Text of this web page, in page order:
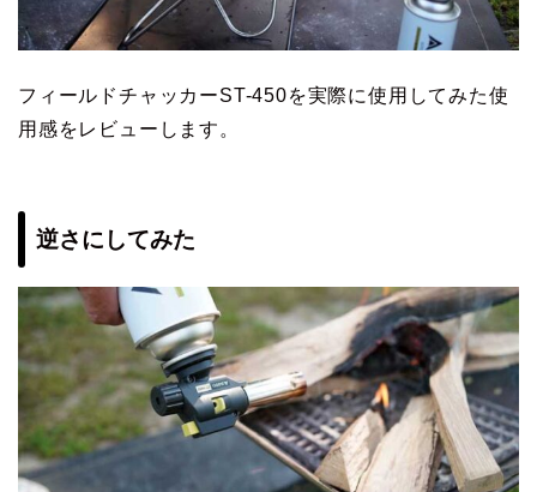
フィールドチャッカーST-450を実際に使用してみた使
用感をレビューします。
逆さにしてみた